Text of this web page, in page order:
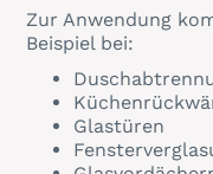
Zur Anwendung
Beispiel bei:
Glastüren